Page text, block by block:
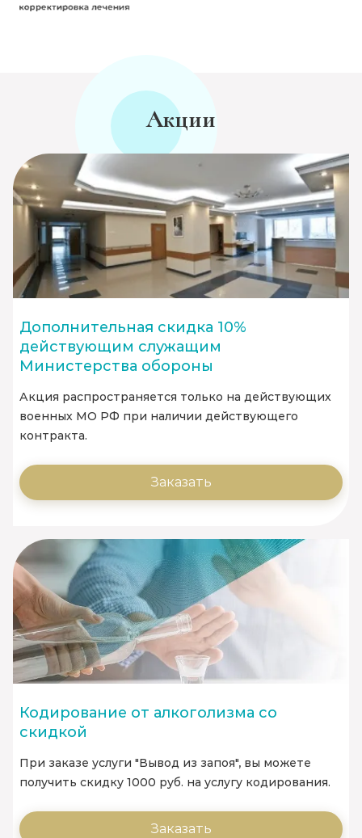
Акции
Дополнительная скидка 10%
действующим служащим
Министерства обороны
Акция распространяется только на действующих
военных МО РФ при наличии действующего
контракта.
Заказать
Кодирование от алкоголизма со
скидкой
При заказе услуги "Вывод из запоя", вы можете
получить скидку 1000 руб. на услугу кодирования.
Заказать